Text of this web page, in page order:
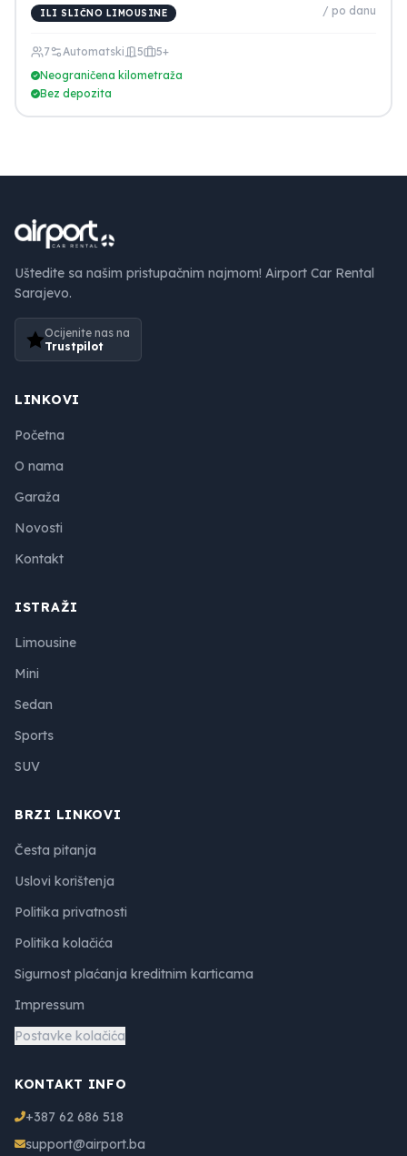
ILI SLIČNO LIMOUSINE
/ po danu
7 Automatski 5
5+
Neograničena kilometraža
Bez depozita
Uštedite sa našim pristupačnim najmom! Airport Car Rental
Sarajevo.
Ocijenite nas na
Trustpilot
LINKOVI
Početna
O nama
Garaža
Novosti
Kontakt
ISTRAŽI
Limousine
Mini
Sedan
Sports
SUV
BRZI LINKOVI
Česta pitanja
Uslovi korištenja
Politika privatnosti
Politika kolačića
Sigurnost plaćanja kreditnim karticama
Impressum
Postavke kolačića
KONTAKT INFO
+387 62 686 518
support@airport.ba